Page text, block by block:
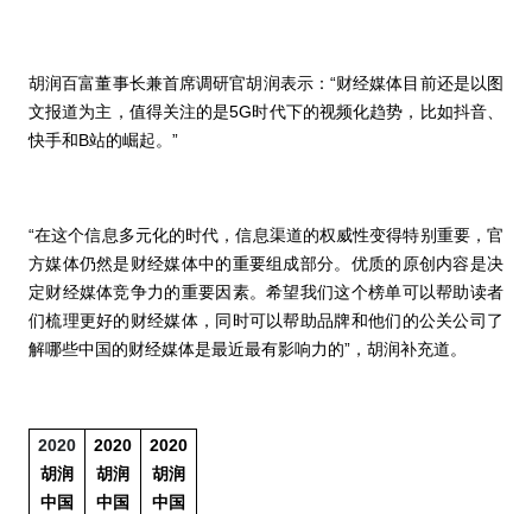
胡润百富董事长兼首席调研官胡润表示：“财经媒体目前还是以图
文报道为主，值得关注的是5G时代下的视频化趋势，比如抖音、
快手和B站的崛起。”
“在这个信息多元化的时代，信息渠道的权威性变得特别重要，官
方媒体仍然是财经媒体中的重要组成部分。优质的原创内容是决
定财经媒体竞争力的重要因素。希望我们这个榜单可以帮助读者
们梳理更好的财经媒体，同时可以帮助品牌和他们的公关公司了
解哪些中国的财经媒体是最近最有影响力的”，胡润补充道。
2020
胡润
中国
2020
胡润
中国
2020
胡润
中国